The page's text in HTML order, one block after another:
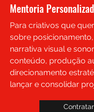
Mentoria
Para criativos que
sobre
narrativa visual e
conteúdo, produção
direcionamento
lançar e consolidar
Contratar